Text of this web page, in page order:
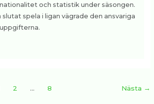
och statistik under säsongen.
spela i ligan vägrade den ansvariga
2 … 8 Nästa →